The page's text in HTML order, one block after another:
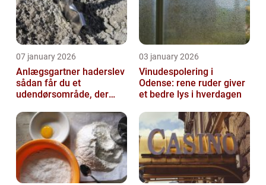
07 january 2026
Anlægsgartner haderslev
sådan får du et
udendørsområde, der
03 january 2026
Vinudespolering i
Odense: rene ruder giver
et bedre lys i hverdagen